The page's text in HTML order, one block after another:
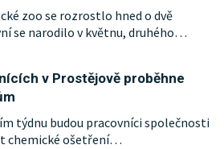
zoo se rozrostlo hned o dvě
se narodilo v květnu, druhého…
v Prostějově proběhne
týdnu budou pracovníci společnosti
chemické ošetření…